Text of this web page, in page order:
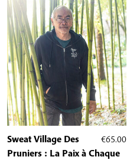
€65.00
Sweat Village Des
Pruniers : La Paix à Chaque